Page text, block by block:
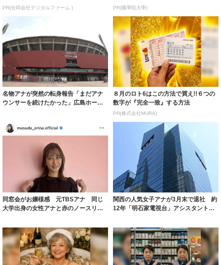
PR(合同会社デジタルファーム ) PR(國學院大學)
名物アナが突然の転身報告「まだアナ
ウンサーを続けたかった」広島ホーム
８月のロト6はこの方法で買え!!６つの
数字が『完全一致』する方法
PR(株式会社MURA)
同窓会がお嬢様感 元TBSアナ 同じ
大学出身の女性アナと赤のノースリー
関西の人気女子アナが3月末で退社 約
12年「明石家電視台」アシスタント